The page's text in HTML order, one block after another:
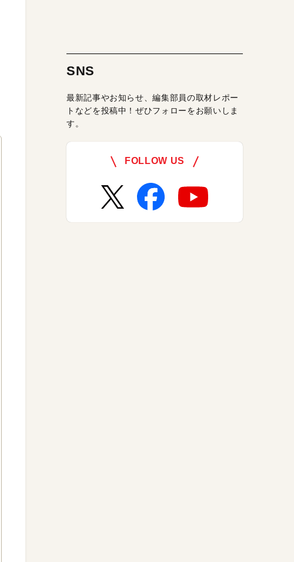
SNS
最新記事やお知らせ、編集部員の取材レポー
トなどを投稿中！ぜひフォローをお願いしま
す。
FOLLOW US